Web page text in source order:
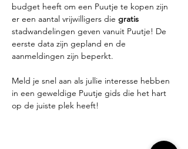
budget heeft om een Puutje te kopen zijn
er een aantal vrijwilligers die gratis
stadwandelingen geven vanuit Puutje! De
eerste data zijn gepland en de
aanmeldingen zijn beperkt.
Meld je snel aan als jullie interesse hebben
in een geweldige Puutje gids die het hart
op de juiste plek heeft!